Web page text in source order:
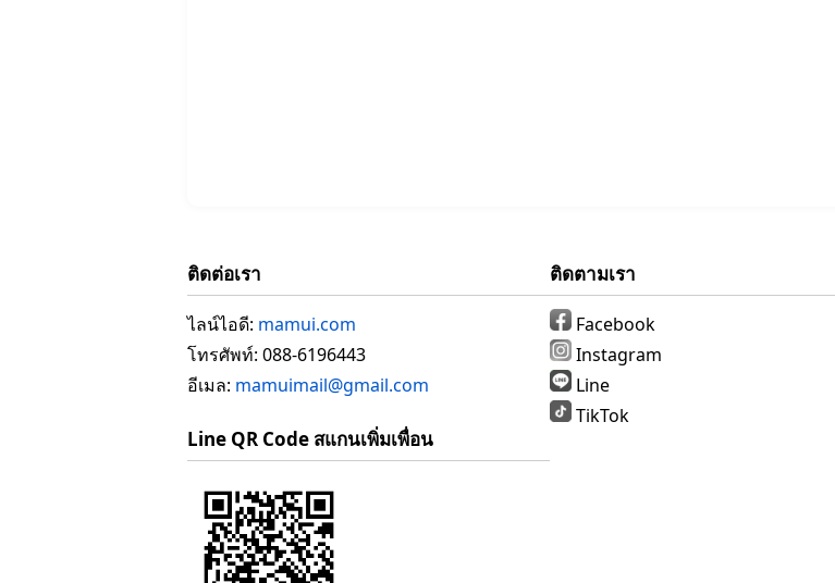
ติดต่อเรา
ไลน์ไอดี: mamui.com
โทรศัพท์: 088-6196443
อีเมล: mamuimail@gmail.com
Line QR Code สแกนเพิ่มเพื่อน
ติดตามเรา
Facebook
Instagram
Line
TikTok